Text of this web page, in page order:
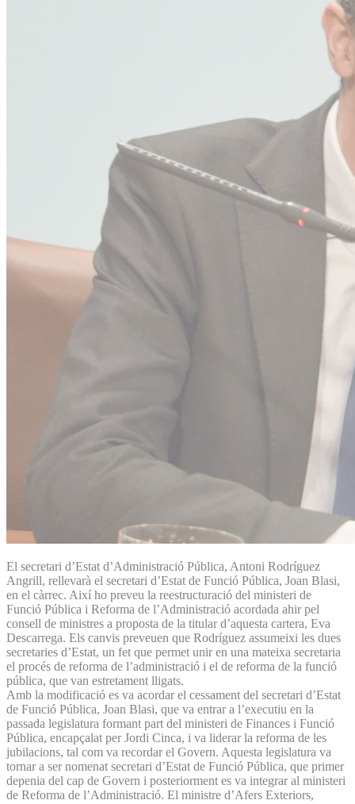
El secretari d’Estat d’Administració Pública, Antoni Rodríguez
Angrill, rellevarà el secretari d’Estat de Funció Pública, Joan Blasi,
en el càrrec. Així ho preveu la reestructuració del ministeri de
Funció Pública i Reforma de l’Administració acordada ahir pel
consell de ministres a proposta de la titular d’aquesta cartera, Eva
Descarrega. Els canvis preveuen que Rodríguez assumeixi les dues
secretaries d’Estat, un fet que permet unir en una mateixa secretaria
el procés de reforma de l’administració i el de reforma de la funció
pública, que van estretament lligats.
Amb la modificació es va acordar el cessament del secretari d’Estat
de Funció Pública, Joan Blasi, que va entrar a l’executiu en la
passada legislatura formant part del ministeri de Finances i Funció
Pública, encapçalat per Jordi Cinca, i va liderar la reforma de les
jubilacions, tal com va recordar el Govern. Aquesta legislatura va
tornar a ser nomenat secretari d’Estat de Funció Pública, que primer
depenia del cap de Govern i posteriorment es va integrar al ministeri
de Reforma de l’Administració. El ministre d’Afers Exteriors,